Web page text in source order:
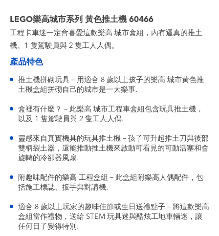
LEGO樂高城市系列 黃色推土機 60466
工程卡車迷一定會喜愛這款樂高 城市盒組，內有逼真的推土
機、1 隻駕駛員與 2 隻工人人偶。
產品特色
推土機拼砌玩具－用適合 8 歲以上孩子的樂高 城市黃色推
土機盒組拼砌自己的城市是一大樂事.
盒裡有什麼？－此樂高 城市工程車盒組包含玩具推土機，
以及 1 隻駕駛員與 2 隻工人人偶.
靈感來自真實機具的玩具推土機－孩子可升起推土刀與後部
雙柄裂土器，還能推動推土機來啟動可看見的可動活塞和會
旋轉的冷卻器風扇.
附趣味配件的樂高 工程盒組－此盒組附樂高人偶配件，包
括施工標誌、扳手與對講機.
適合 8 歲以上玩家的趣味佳節或生日送禮點子－將這款樂高
盒組當作禮物，送給 STEM 玩具迷與酷炫工地車輛迷，讓
任何日子變得特別.